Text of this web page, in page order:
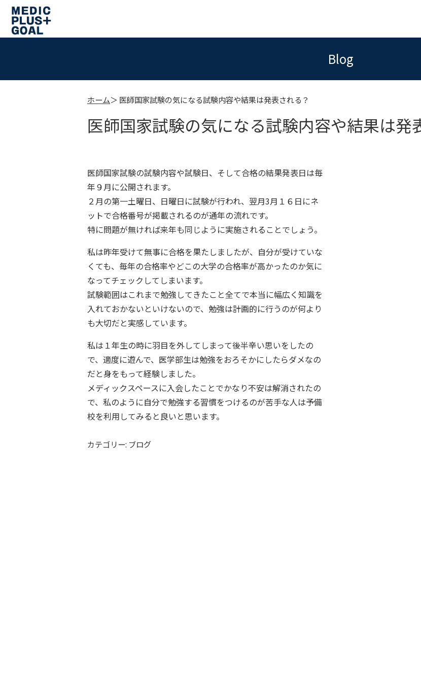
Blog
ホーム 医師国家試験の気になる試験内容や結果は発表される？
医師国家試験の気になる試験内容や結果は発
医師国家試験の試験内容や試験日、そして合格の結果発表日は毎
年９月に公開されます。
２月の第一土曜日、日曜日に試験が行われ、翌月3月１６日にネ
ットで合格番号が掲載されるのが通年の流れです。
特に問題が無ければ来年も同じように実施されることでしょう。
私は昨年受けて無事に合格を果たしましたが、自分が受けていな
くても、毎年の合格率やどこの大学の合格率が高かったのか気に
なってチェックしてしまいます。
試験範囲はこれまで勉強してきたこと全てで本当に幅広く知識を
入れておかないといけないので、勉強は計画的に行うのが何より
も大切だと実感しています。
私は１年生の時に羽目を外してしまって後半辛い思いをしたの
で、適度に遊んで、医学部生は勉強をおろそかにしたらダメなの
だと身をもって経験しました。
メディックスペースに入会したことでかなり不安は解消されたの
で、私のように自分で勉強する習慣をつけるのが苦手な人は予備
校を利用してみると良いと思います。
カテゴリー: ブログ